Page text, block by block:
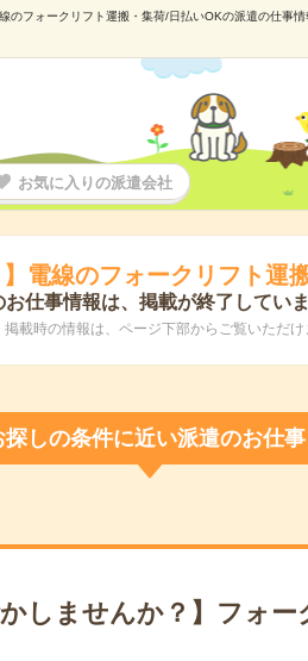
線のフォークリフト運搬・集荷/日払いOKの派遣の仕
お気に入りの派遣会社
】電線のフォークリフト運
お仕事情報は、掲載が終了していま
載時の情報は、ページ下部からご覧いただけ
探しの条件に近い派遣のお仕事
しませんか？】フォ